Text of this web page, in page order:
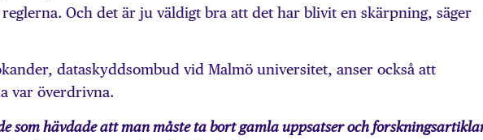
Och det är ju väldigt bra att det har blivit en skärpning, säger
dataskyddsombud vid Malmö universitet, anser också att
var överdrivna.
som hävdade att man måste ta bort gamla uppsatser och